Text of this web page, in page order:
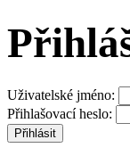
Uživatelské jméno:
Přihlašovací heslo: